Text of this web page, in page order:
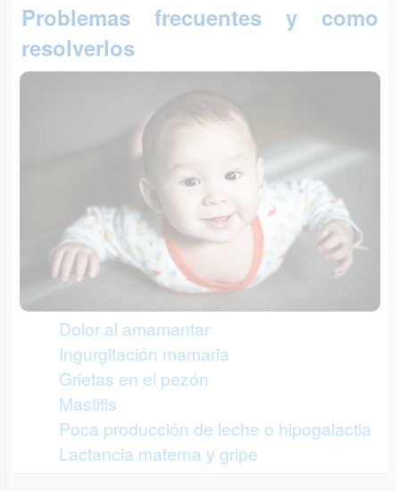
Problemas frecuentes y como
resolverlos
Dolor al amamantar
Ingurgitación mamaria
Grietas en el pezón
Mastitis
Poca producción de leche o hipogalactia
Lactancia materna y gripe